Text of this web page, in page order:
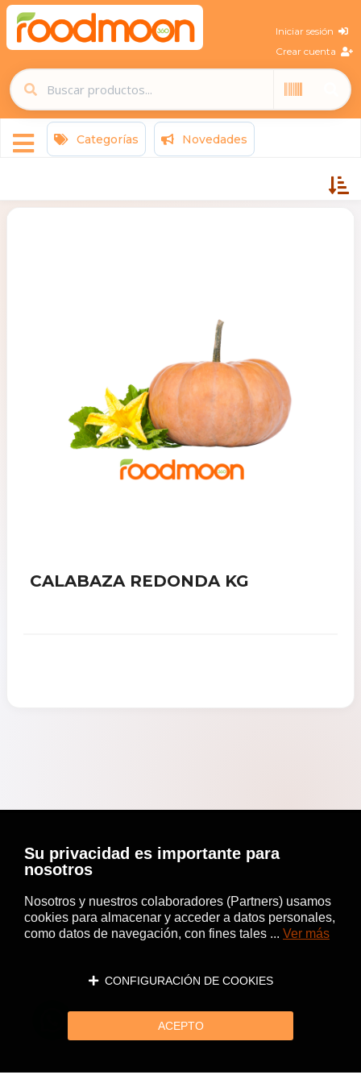
Iniciar sesión
Crear cuenta
Categorías Novedades
CALABAZA REDONDA KG
Su privacidad es importante para
nosotros
Nosotros y nuestros colaboradores (Partners) usamos
cookies para almacenar y acceder a datos personales,
como datos de navegación, con fines tales ... Ver más
CONFIGURACIÓN DE COOKIES
ACEPTO